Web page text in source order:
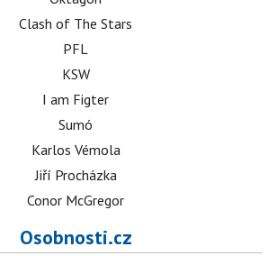
Clash of The Stars
PFL
KSW
I am Figter
Sumó
Karlos Vémola
Jiří Procházka
Conor McGregor
Osobnosti.cz